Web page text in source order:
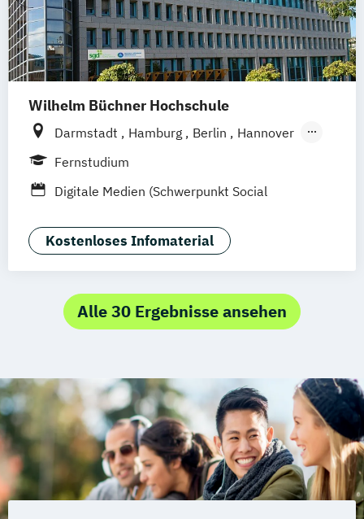
Medien- und Kommunikationsmanagement
Mediendesign Online Marketing
Sales Management & Strategy UX-Design
Wilhelm Büchner Hochschule
Darmstadt Hamburg Berlin
Hannover
Bonn
Nürnberg
Zürich Rostock Dortmund
Fernstudium
Digitale Medien (Schwerpunkt Social
Kostenloses Infomaterial
Alle 30 Ergebnisse ansehen